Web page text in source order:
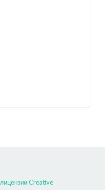
лицензии Creative